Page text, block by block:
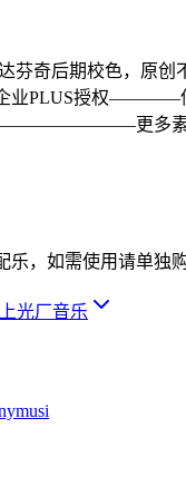
芬奇后期校色，原创
业PLUS授权————
更多素材
乐，如需使用请单独
光厂音乐